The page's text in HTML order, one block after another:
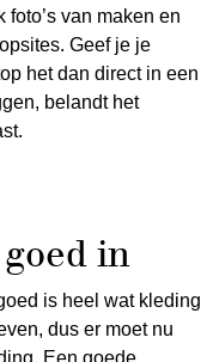
foto’s van maken en
Geef je je
het dan direct in een
belandt het
in
is heel wat kleding
dus er moet nu
Een goede